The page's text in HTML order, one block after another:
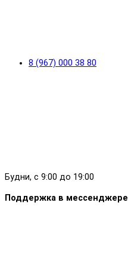
8 (967) 000 38 80
Будни, с 9:00 до 19:00
Поддержка в мессенджере